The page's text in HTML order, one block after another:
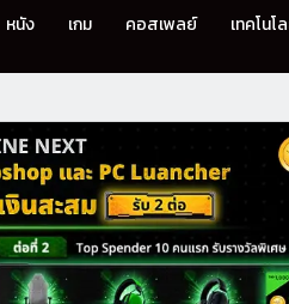
หนัง เกม คอสเพลย์ เทคโนโ